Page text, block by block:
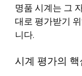
명품 시계는 그
대로 평가받기
니다.
시계 평가의